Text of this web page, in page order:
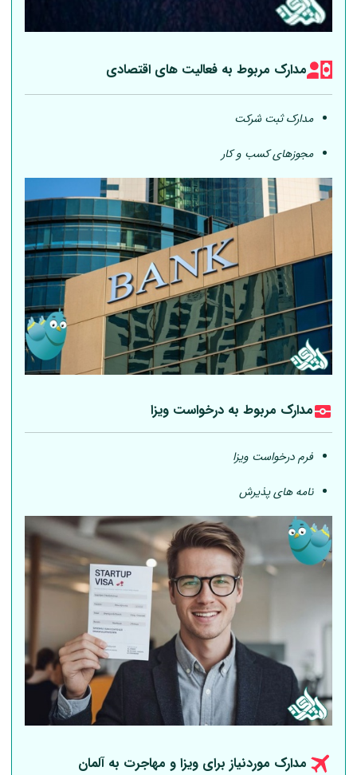
مدارک مربوط به فعالیت های اقتصادی
مدارک ثبت شرکت
مجوزهای کسب و کار
مدارک مربوط به درخواست ویزا
فرم درخواست ویزا
نامه های پذیرش
مدارک موردنیاز برای ویزا و مهاجرت بهآلمان